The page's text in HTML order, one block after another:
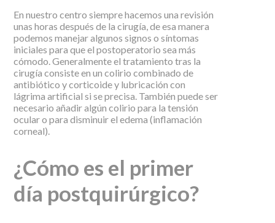
En nuestro centro siempre hacemos una revisión
unas horas después de la cirugía, de esa manera
podemos manejar algunos signos o síntomas
iniciales para que el postoperatorio sea más
cómodo. Generalmente el tratamiento tras la
cirugía consiste en un colirio combinado de
antibiótico y corticoide y lubricación con
lágrima artificial si se precisa. También puede ser
necesario añadir algún colirio para la tensión
ocular o para disminuir el edema (inflamación
corneal).
¿Cómo es el primer
día postquirúrgico?